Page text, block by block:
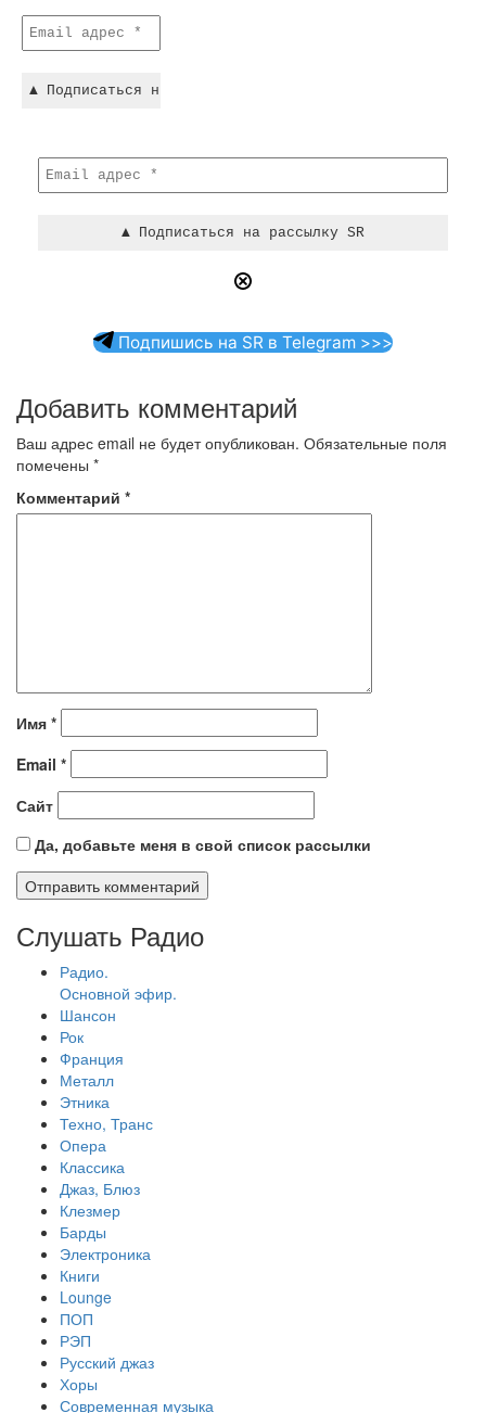
Подпишись на SR в Telegram >>>
Добавить комментарий
Ваш адрес email не будет опубликован. Обязательные поля
помечены *
Комментарий *
Имя *
Email *
Сайт
Да, добавьте меня в свой список рассылки
Слушать Радио
Радио.
Основной эфир.
Шансон
Рок
Франция
Металл
Этника
Техно, Транс
Опера
Классика
Джаз, Блюз
Клезмер
Барды
Электроника
Книги
Lounge
ПОП
РЭП
Русский джаз
Хоры
Современная музыка